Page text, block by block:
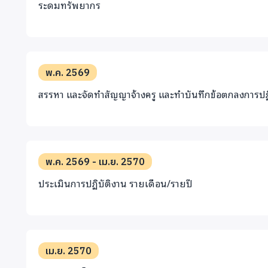
ระดมทรัพยากร
พ.ค. 2569
สรรหา และจัดทำสัญญาจ้างครู และทำบันทึกข้อตกลงการ
พ.ค. 2569 - เม.ย. 2570
ประเมินการปฏิบัติงาน รายเดือน/รายปี
เม.ย. 2570